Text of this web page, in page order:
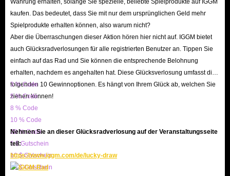
IGGM zu noch günstigeren Preisen kaufen.
Sie können auch dem Partnerprogramm von IGGM beitreten. Indem
Sie IGGM und unsere Produkte und Dienstleistungen effektiv über
einzigartige Affiliate-Links bewerben und Kunden zu Bestellungen auf
unserer Website weiterleiten, verdienen Sie Provisionen für jede
Bestellung. Sie können Ihre Provision direkt auszahlen oder gegen eine
entsprechende Menge an DLTB-Artikeln eintauschen, um sofort in den
Darüber hinaus bietet IGGM auch Aktionen zu wichtigen Feiertagen
wie Black Friday, Weihnachten und Neujahr an. Während dieser Events
verteilen wir spezielle Rabattcodes, mit denen Sie Ihre Dying Light:
The Beast-Artikelbestellung noch günstiger erhalten. Dieses
kaufen. Das bedeutet, dass Sie mit nur dem ursprünglichen Geld mehr
Spielprodukte erhalten können, also warum nicht?
Aber die Überraschungen dieser Aktion hören hier nicht auf. IGGM bietet
auch Glücksradverlosungen für alle registrierten Benutzer an. Tippen Sie
einfach auf das Rad und Sie können die entsprechende Belohnung
erhalten, nachdem es angehalten hat. Diese Glücksverlosung umfasst die
folgenden 10 Gewinnoptionen. Es hängt von Ihrem Glück ab, welchen Sie
ziehen können!
3 % Code
5 % Code
8 % Code
10 % Code
20 % Code
5 $ Gutschein
10 $ Gutschein
20 $ Gutschein
Nehmen Sie an dieser Glücksradverlosung auf der Veranstaltungsseite
teil:
https://www.iggm.com/de/lucky-draw